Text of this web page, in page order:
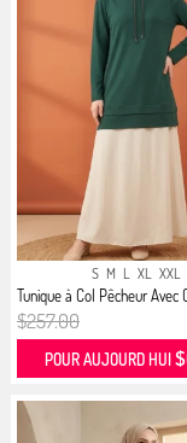
S M L XL XXL
Tunique à Col Pêcheur Avec
$257.00
POUR AUJOURD HUI